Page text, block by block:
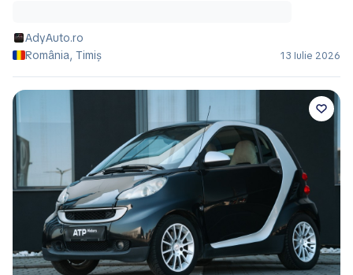
AdyAuto.ro
România, Timiș
13 Iulie 2026